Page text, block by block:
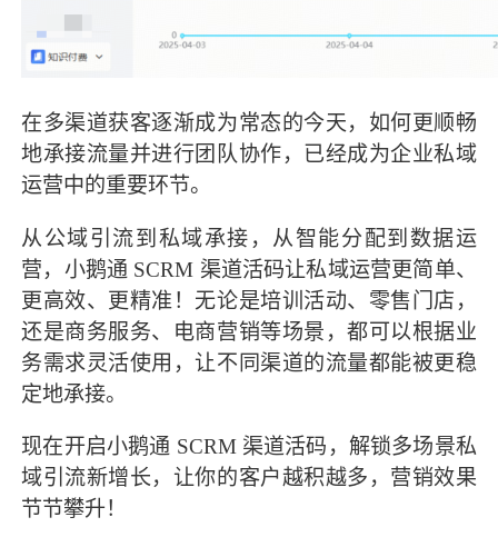
在多渠道获客逐渐成为常态的今天，如何更顺畅
地承接流量并进行团队协作，已经成为企业私域
运营中的重要环节。
从公域引流到私域承接，从智能分配到数据运
营，小鹅通 SCRM 渠道活码让私域运营更简单、
更高效、更精准！无论是培训活动、零售门店，
还是商务服务、电商营销等场景，都可以根据业
务需求灵活使用，让不同渠道的流量都能被更稳
定地承接。
现在开启小鹅通 SCRM 渠道活码，解锁多场景私
域引流新增长，让你的客户越积越多，营销效果
节节攀升！